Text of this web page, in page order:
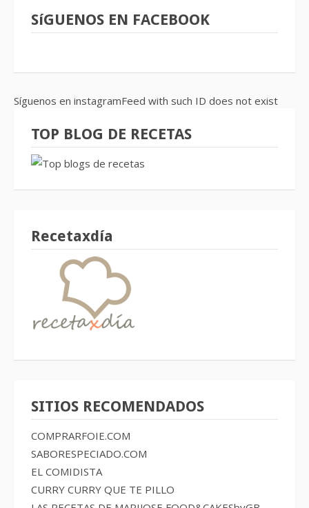
SíGUENOS EN FACEBOOK
Síguenos en instagramFeed with such ID does not exist
TOP BLOG DE RECETAS
Recetaxdía
SITIOS RECOMENDADOS
COMPRARFOIE.COM
SABORESPECIADO.COM
EL COMIDISTA
CURRY CURRY QUE TE PILLO